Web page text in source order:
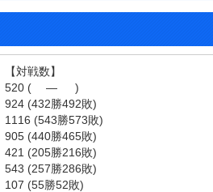
対戦数】
( ― )
勝492敗)
勝573敗)
勝465敗)
勝216敗)
勝286敗)
勝52敗)